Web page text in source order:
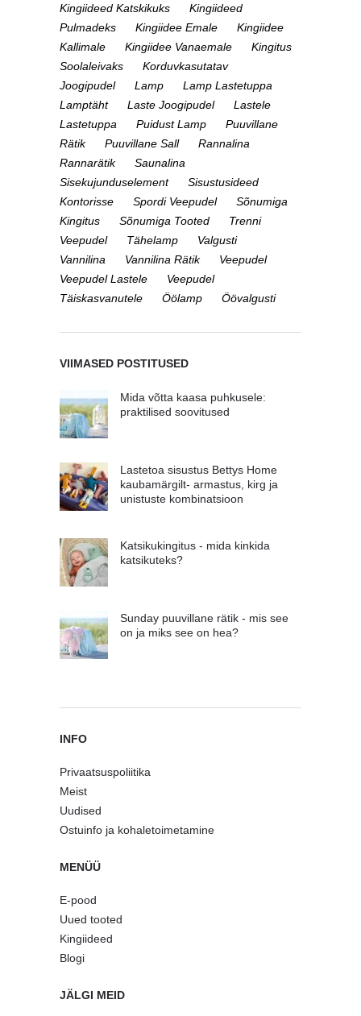
Kingiideed Katskikuks
Kingiideed
Pulmadeks
Kingiidee Emale
Kingiidee
Kallimale
Kingiidee Vanaemale
Kingitus
Soolaleivaks
Korduvkasutatav
Joogipudel
Lamp
Lamp Lastetuppa
Lamptäht
Laste Joogipudel
Lastele
Lastetuppa
Puidust Lamp
Puuvillane
Rätik
Puuvillane Sall
Rannalina
Rannarätik
Saunalina
Sisekujunduselement
Sisustusideed
Kontorisse
Spordi Veepudel
Sõnumiga
Kingitus
Sõnumiga Tooted
Trenni
Veepudel
Tähelamp
Valgusti
Vannilina
Vannilina Rätik
Veepudel
Veepudel Lastele
Veepudel
Täiskasvanutele
Öölamp Öövalgusti
VIIMASED POSTITUSED
Mida võtta kaasa puhkusele:
praktilised soovitused
Lastetoa sisustus Bettys Home
kaubamärgilt- armastus, kirg ja
unistuste kombinatsioon
Katsikukingitus - mida kinkida
katsikuteks?
Sunday puuvillane rätik - mis see
on ja miks see on hea?
INFO
Privaatsuspoliitika
Meist
Uudised
Ostuinfo ja kohaletoimetamine
MENÜÜ
E-pood
Uued tooted
Kingiideed
Blogi
JÄLGI MEID